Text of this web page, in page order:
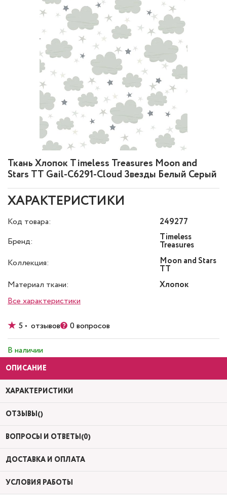
Ткань Хлопок Timeless Treasures Moon and
Stars TT Gail-C6291-Cloud Звезды Белый Серый
ХАРАКТЕРИСТИКИ
Код товара:
249277
Бренд:
Timeless
Treasures
Коллекция:
Moon and Stars
TT
Материал ткани:
Хлопок
Все характеристики
5 • отзывов 0 вопросов
В наличии
ОПИСАНИЕ
ХАРАКТЕРИСТИКИ
ОТЗЫВЫ()
ВОПРОСЫ И ОТВЕТЫ(0)
ДОСТАВКА И ОПЛАТА
УСЛОВИЯ РАБОТЫ